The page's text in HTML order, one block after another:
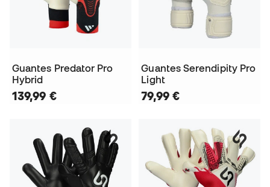
Guantes Predator Pro
Hybrid
139,99 €
Guantes Serendipity Pro
Light
79,99 €